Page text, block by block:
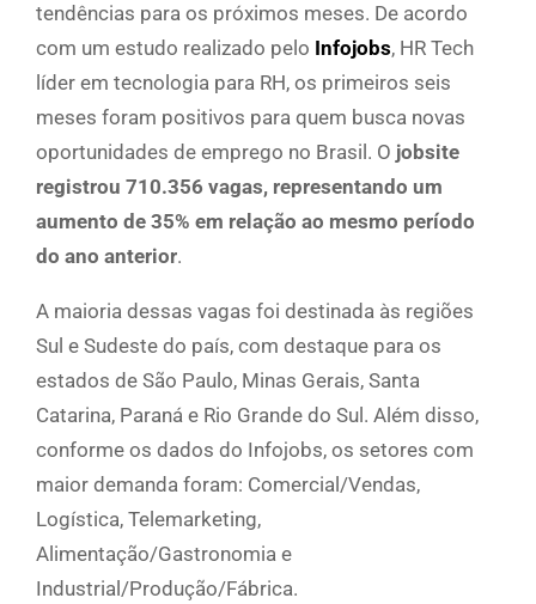
tendências para os próximos meses. De acordo
com um estudo realizado pelo Infojobs, HR Tech
líder em tecnologia para RH, os primeiros seis
meses foram positivos para quem busca novas
oportunidades de emprego no Brasil. O jobsite
registrou 710.356 vagas, representando um
aumento de 35% em relação ao mesmo período
do ano anterior.
A maioria dessas vagas foi destinada às regiões
Sul e Sudeste do país, com destaque para os
estados de São Paulo, Minas Gerais, Santa
Catarina, Paraná e Rio Grande do Sul. Além disso,
conforme os dados do Infojobs, os setores com
maior demanda foram: Comercial/Vendas,
Logística, Telemarketing,
Alimentação/Gastronomia e
Industrial/Produção/Fábrica.